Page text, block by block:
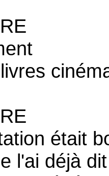
était
l'ai déjà dit